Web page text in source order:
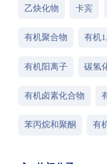
乙炔化物 卡宾
有机聚合物 有机
有机阳离子 碳氢
有机卤素化合物
苯丙烷和聚酮 有